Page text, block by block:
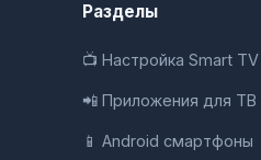
Разделы
📺 Настройка Smart TV
📲 Приложения для ТВ
📱 Android смартфоны